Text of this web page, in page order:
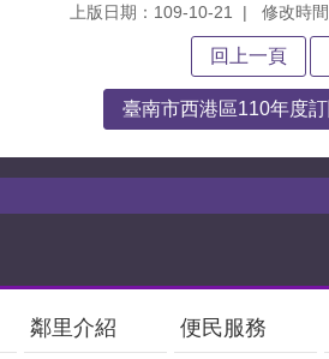
上版日期：109-10-21 修改時
回上一頁
臺南市西港區110年度
鄰里介紹 便民服務